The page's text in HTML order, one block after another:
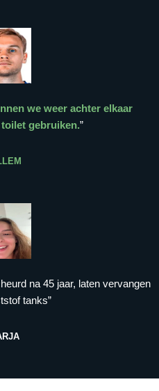
we weer achter elkaar
gebruiken.”
na 45 jaar, laten vervangen
tanks”